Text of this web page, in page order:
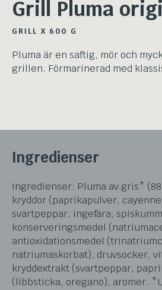
Grill Pluma
GRILL X 600 G
Pluma är en saftig, mör och
grillen. Förmarinerad med
Ingredienser
Ingredienser: Pluma av gris*
kryddor (paprikapulver,
svartpeppar, ingefära,
konserveringsmedel
antioxidationsmedel
natriumaskorbat), druvsocker,
kryddextrakt (svartpeppar,
(libbsticka, oregano), aromer.